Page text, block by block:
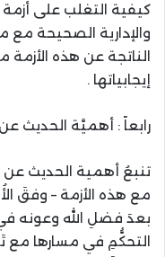
كيفية التغلب على أزمة
والإدارية الصحيحة
الناتجة عن هذه
إيجابياتها .
رابعاً : أهميَّة الحديث عن
تنبعُ أهمية الحديث عن
مع هذه الأزمة – وفقَ
بعدَ فضلِ الله وعونه
التحكُّمِ في مسارها مع